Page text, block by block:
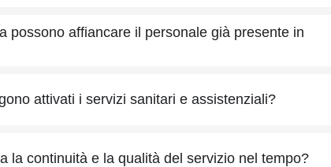
possono affiancare il personale già presente in
attivati i servizi sanitari e assistenziali?
la continuità e la qualità del servizio nel tempo?